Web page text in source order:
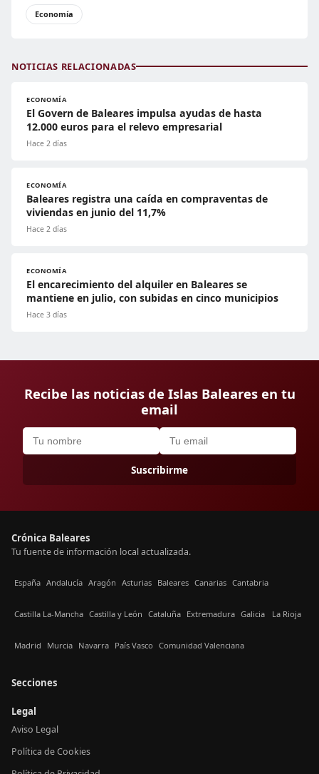
Economía
NOTICIAS RELACIONADAS
ECONOMÍA
El Govern de Baleares impulsa ayudas de hasta
12.000 euros para el relevo empresarial
Hace 2 días
ECONOMÍA
Baleares registra una caída en compraventas de
viviendas en junio del 11,7%
Hace 2 días
ECONOMÍA
El encarecimiento del alquiler en Baleares se
mantiene en julio, con subidas en cinco municipios
Hace 3 días
Recibe las noticias de Islas Baleares en tu
email
Suscribirme
Crónica Baleares
Tu fuente de información local actualizada.
España Andalucía Aragón Asturias Baleares Canarias Cantabria
Castilla La-Mancha Castilla y León Cataluña Extremadura Galicia La Rioja
Madrid Murcia Navarra País Vasco Comunidad Valenciana
Secciones
Legal
Aviso Legal
Política de Cookies